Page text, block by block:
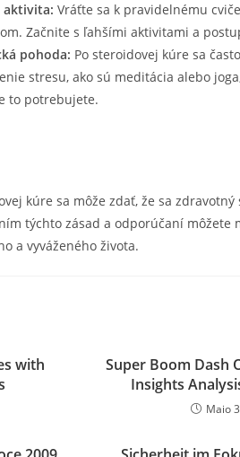
aktivita: Vráťte sa k pravidelnému
Začnite s ľahšími aktivitami a
pohoda: Po steroidovej kúre sa
stresu, ako sú meditácia alebo
to potrebujete.
kúre sa môže zdať, že sa
týchto zásad a odporúčaní
a vyváženého života.
with
Super Boom Dash
Insights
Maio